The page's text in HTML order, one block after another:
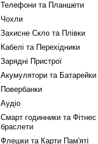
Телефони та Планшети
Чохли
Захисне Скло та Плівки
Кабелі та Перехідники
Зарядні Пристрої
Акумулятори та Батарейки
Повербанки
Аудіо
Смарт годинники та Фітнес
браслети
Флешки та Карти Пам'яті